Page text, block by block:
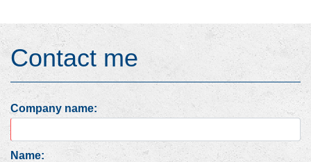
Contact me
Company name:
Name: